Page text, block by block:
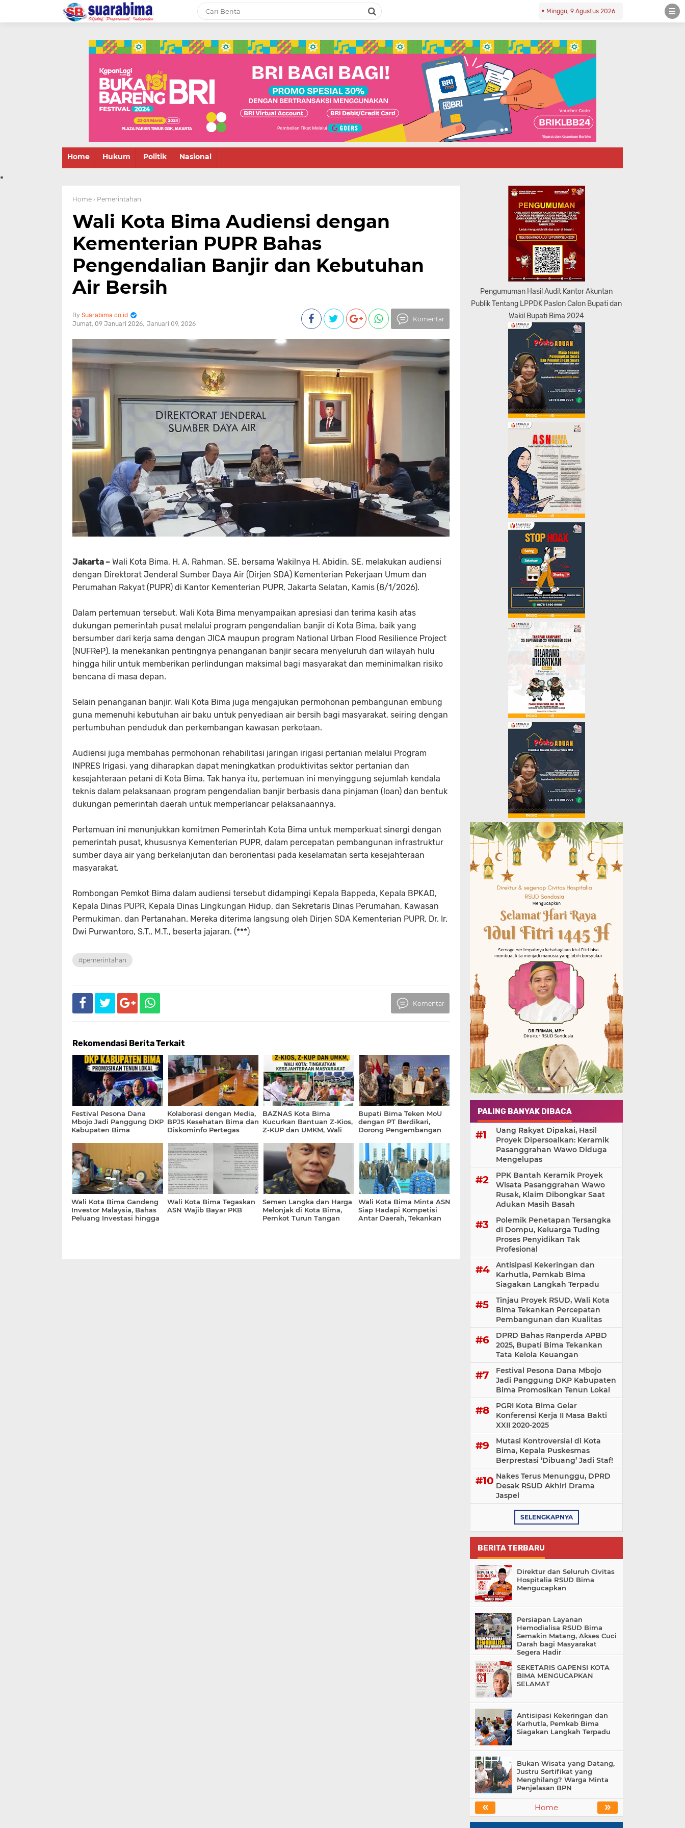
informasi terbaru tentang
Bima dan daerah sekitar
Minggu, 9 Agustus 2026
Home Hukum Politik Nasional
.
Home › Pemerintahan
Wali Kota Bima Audiensi dengan
Kementerian PUPR Bahas
Pengendalian Banjir dan Kebutuhan
Air Bersih
Suarabima.co.id
Jumat, 09 Januari 2026 Januari 09, 2026
Komentar
Jakarta – Wali Kota Bima, H. A. Rahman, SE, bersama Wakilnya H. Abidin, SE, melakukan audiensi
dengan Direktorat Jenderal Sumber Daya Air (Dirjen SDA) Kementerian Pekerjaan Umum dan
Perumahan Rakyat (PUPR) di Kantor Kementerian PUPR, Jakarta Selatan, Kamis (8/1/2026).
Dalam pertemuan tersebut, Wali Kota Bima menyampaikan apresiasi dan terima kasih atas
dukungan pemerintah pusat melalui program pengendalian banjir di Kota Bima, baik yang
bersumber dari kerja sama dengan JICA maupun program National Urban Flood Resilience Project
(NUFReP). Ia menekankan pentingnya penanganan banjir secara menyeluruh dari wilayah hulu
hingga hilir untuk memberikan perlindungan maksimal bagi masyarakat dan meminimalkan risiko
bencana di masa depan.
Selain penanganan banjir, Wali Kota Bima juga mengajukan permohonan pembangunan embung
guna memenuhi kebutuhan air baku untuk penyediaan air bersih bagi masyarakat, seiring dengan
pertumbuhan penduduk dan perkembangan kawasan perkotaan.
Audiensi juga membahas permohonan rehabilitasi jaringan irigasi pertanian melalui Program
INPRES Irigasi, yang diharapkan dapat meningkatkan produktivitas sektor pertanian dan
kesejahteraan petani di Kota Bima. Tak hanya itu, pertemuan ini menyinggung sejumlah kendala
teknis dalam pelaksanaan program pengendalian banjir berbasis dana pinjaman (loan) dan bentuk
dukungan pemerintah daerah untuk memperlancar pelaksanaannya.
Pertemuan ini menunjukkan komitmen Pemerintah Kota Bima untuk memperkuat sinergi dengan
pemerintah pusat, khususnya Kementerian PUPR, dalam percepatan pembangunan infrastruktur
sumber daya air yang berkelanjutan dan berorientasi pada keselamatan serta kesejahteraan
masyarakat.
Rombongan Pemkot Bima dalam audiensi tersebut didampingi Kepala Bappeda, Kepala BPKAD,
Kepala Dinas PUPR, Kepala Dinas Lingkungan Hidup, dan Sekretaris Dinas Perumahan, Kawasan
Permukiman, dan Pertanahan. Mereka diterima langsung oleh Dirjen SDA Kementerian PUPR, Dr. Ir.
Dwi Purwantoro, S.T., M.T., beserta jajaran. (***)
#pemerintahan
Komentar
Rekomendasi Berita Terkait
Festival Pesona Dana
Mbojo Jadi Panggung DKP
Kabupaten Bima
Kolaborasi dengan Media,
BPJS Kesehatan Bima dan
Diskominfo Pertegas
Informasi Publik
BAZNAS Kota Bima
Kucurkan Bantuan Z-Kios,
Z-KUP dan UMKM, Wali
Kesejahteraan Masyarakat
Bupati Bima Teken MoU
dengan PT Berdikari,
Dorong Pengembangan
Wali Kota Bima Gandeng
Investor Malaysia, Bahas
Peluang Investasi hingga
Wali Kota Bima Tegaskan
ASN Wajib Bayar PKB
Semen Langka dan Harga
Melonjak di Kota Bima,
Pemkot Turun Tangan
Wali Kota Bima Minta ASN
Siap Hadapi Kompetisi
Antar Daerah, Tekankan
Pengumuman Hasil Audit Kantor Akuntan
Publik Tentang LPPDK Paslon Calon Bupati dan
Wakil Bupati Bima 2024
PALING BANYAK DIBACA
Uang Rakyat Dipakai, Hasil
Proyek Dipersoalkan: Keramik
Pasanggrahan Wawo Diduga
Mengelupas
PPK Bantah Keramik Proyek
Wisata Pasanggrahan Wawo
Rusak, Klaim Dibongkar Saat
Adukan Masih Basah
Polemik Penetapan Tersangka
di Dompu, Keluarga Tuding
Proses Penyidikan Tak
Profesional
Antisipasi Kekeringan dan
Karhutla, Pemkab Bima
Siagakan Langkah Terpadu
Tinjau Proyek RSUD, Wali Kota
Bima Tekankan Percepatan
Pembangunan dan Kualitas
DPRD Bahas Ranperda APBD
2025, Bupati Bima Tekankan
Tata Kelola Keuangan
Festival Pesona Dana Mbojo
Jadi Panggung DKP Kabupaten
Bima Promosikan Tenun Lokal
PGRI Kota Bima Gelar
Konferensi Kerja II Masa Bakti
XXII 2020-2025
Mutasi Kontroversial di Kota
Bima, Kepala Puskesmas
Berprestasi ‘Dibuang’ Jadi Staf!
Nakes Terus Menunggu, DPRD
Desak RSUD Akhiri Drama
Jaspel
SELENGKAPNYA
BERITA TERBARU
Direktur dan Seluruh Civitas
Hospitalia RSUD Bima
Mengucapkan
Persiapan Layanan
Hemodialisa RSUD Bima
Semakin Matang, Akses Cuci
Darah bagi Masyarakat
Segera Hadir
SEKETARIS GAPENSI KOTA
BIMA MENGUCAPKAN
SELAMAT
Antisipasi Kekeringan dan
Karhutla, Pemkab Bima
Siagakan Langkah Terpadu
Bukan Wisata yang Datang,
Justru Sertifikat yang
Menghilang? Warga Minta
Penjelasan BPN
« »
Home